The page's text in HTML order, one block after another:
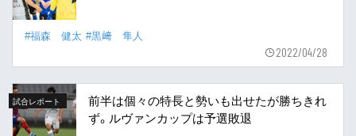
#福森 健太 #黒﨑 隼人
2022/04/28
試合レポート
前半は個々の特長と勢いも出せたが勝ちきれ
ず。ルヴァンカップは予選敗退